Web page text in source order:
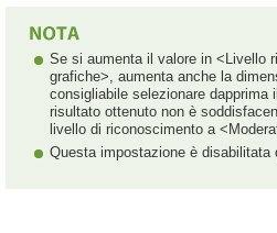
Se si aumenta il valore in <Livello
grafiche>, aumenta anche la
consigliabile selezionare dapprima
risultato ottenuto non è
livello di riconoscimento a
Questa impostazione è disabilitata